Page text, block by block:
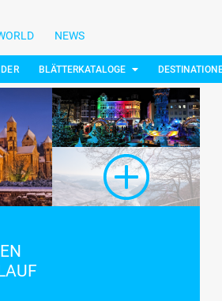
NEWS
BLÄTTERKATALOGE